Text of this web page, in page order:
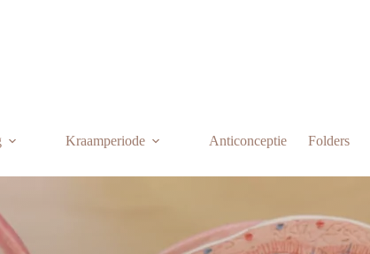
Kraamperiode Anticonceptie Folders